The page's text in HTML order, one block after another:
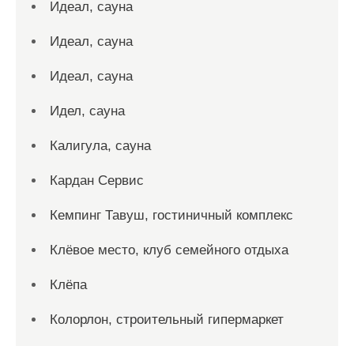
Идеал, сауна
Идеал, сауна
Идеал, сауна
Идел, сауна
Калигула, сауна
Кардан Сервис
Кемпинг Тавуш, гостиничный комплекс
Клёвое место, клуб семейного отдыха
Клёпа
Колорлон, строительный гипермаркет